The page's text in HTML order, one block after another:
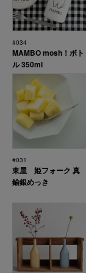
#034
MAMBO mosh！ボト
ル 350ml
#031
東屋 姫フォーク 真
鍮銀めっき